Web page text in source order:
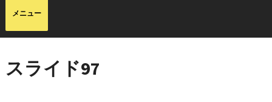
スライド97